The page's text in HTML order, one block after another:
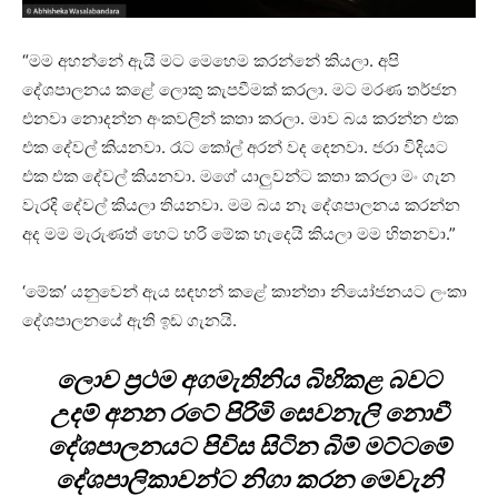
“මම අහන්නේ ඇයි මට මෙහෙම කරන්නේ කියලා. අපි
දේශපාලනය කළේ ලොකු කැපවීමක් කරලා. මට මරණ තර්ජන
එනවා නොදන්න අංකවලින් කතා කරලා. මාව බය කරන්න එක
එක දේවල් කියනවා. රෑට කෝල් අරන් වද දෙනවා. ජරා විදියට
එක එක දේවල් කියනවා. මගේ යාලුවන්ට කතා කරලා මං ගැන
වැරදි දේවල් කියලා තියනවා. මම බය නෑ දේශපාලනය කරන්න
අද මම මැරුණත් හෙට හරි මේක හැදෙයි කියලා මම හිතනවා.”
‘මේක’ යනුවෙන් ඇය සඳහන් කළේ කාන්තා නියෝජනයට ලංකා
දේශපාලනයේ ඇති ඉඩ ගැනයි.
ලොව ප්‍රථම අගමැතිනිය බිහිකළ බවට
උදම් අනන රටේ පිරිමි සෙවනැලි නොවී
දේශපාලනයට පිවිස සිටින බිම් මට්ටමේ
දේශපාලිකාවන්ට නිගා කරන මෙවැනි